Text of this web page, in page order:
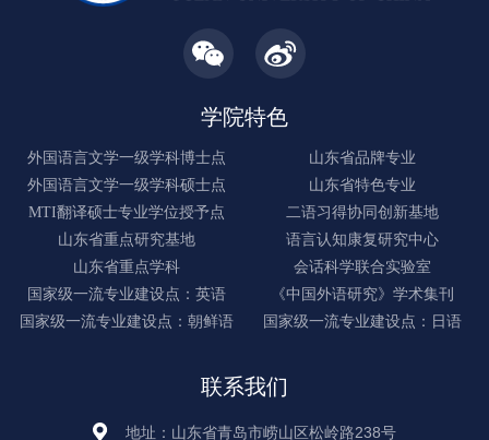
学院特色
外国语言文学一级学科博士点
山东省品牌专业
外国语言文学一级学科硕士点
山东省特色专业
MTI翻译硕士专业学位授予点
二语习得协同创新基地
山东省重点研究基地
语言认知康复研究中心
山东省重点学科
会话科学联合实验室
国家级一流专业建设点：英语
《中国外语研究》学术集刊
国家级一流专业建设点：朝鲜语
国家级一流专业建设点：日语
联系我们
地址：山东省青岛市崂山区松岭路238号